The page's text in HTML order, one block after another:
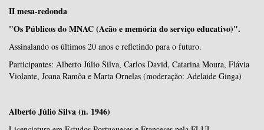
II mesa-redonda
"Os Públicos do MNAC (Acão e memória do serviço educativo)".
Assinalando os últimos 20 anos e refletindo para o futuro.
Participantes: Alberto Júlio Silva, Carlos David, Catarina Moura, Flávia
Violante, Joana Ramôa e Marta Ornelas (moderação: Adelaide Ginga)
Alberto Júlio Silva (n. 1946)